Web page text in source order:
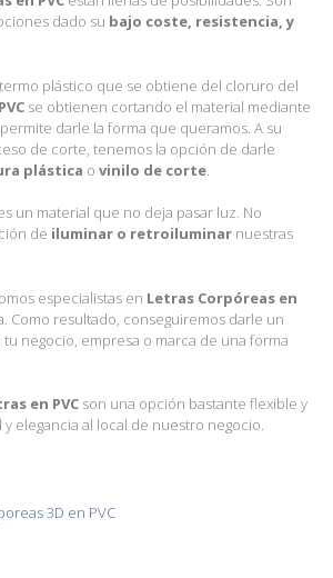
dado su bajo coste, resistencia, y
termo plástico que se obtiene del cloruro del
se obtienen cortando el material mediante
darle la forma que queramos. A su
de corte, tenemos la opción de darle
plástica o vinilo de corte.
un material que no deja pasar luz. No
de iluminar o retroiluminar nuestras
especialistas en Letras Corpóreas en
Como resultado, conseguiremos darle un
negocio, empresa o marca de una forma
en PVC son una opción bastante flexible y
elegancia al local de nuestro negocio.